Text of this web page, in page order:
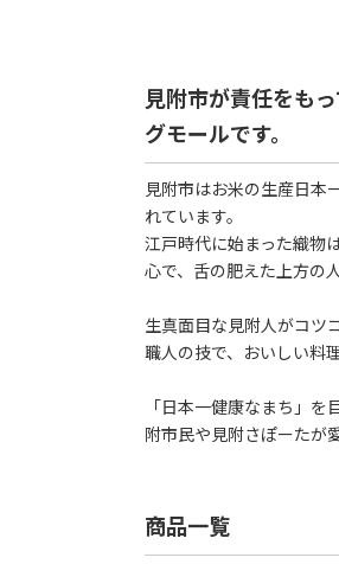
見附市が責任をも
グモールです。
見附市はお米の生産日本
れています。
江戸時代に始まった織物
心で、舌の肥えた上方の
生真面目な見附人がコツ
職人の技で、おいしい料
「日本一健康なまち」
附市民や見附さぽーたが
商品一覧